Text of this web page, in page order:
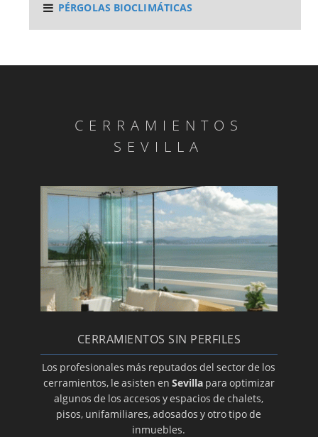
PÉRGOLAS BIOCLIMÁTICAS
CERRAMIENTOS
SEVILLA
CERRAMIENTOS SIN PERFILES
Los profesionales más reputados del sector de los
cerramientos, le asisten en Sevilla para optimizar
algunos de los accesos y espacios de chalets,
pisos, unifamiliares, adosados y otro tipo de
inmuebles.